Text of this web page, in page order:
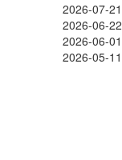
2026-07-21
2026-06-22
2026-06-01
2026-05-11